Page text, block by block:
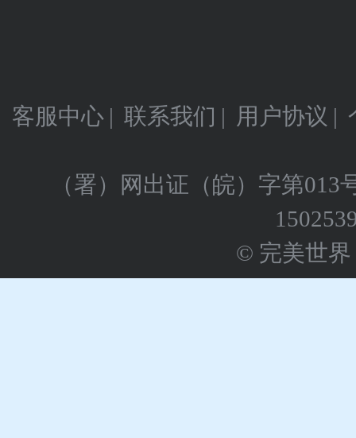
客服中心 | 联系我们 | 用户协议 |
（署）网出证（皖）字第013
© 完美世界